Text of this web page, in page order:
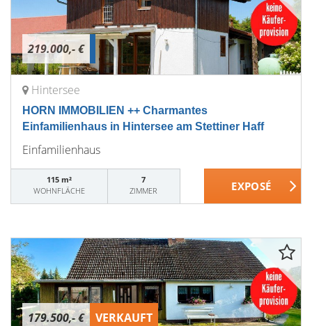
219.000,- €
Hintersee
HORN IMMOBILIEN ++ Charmantes
Einfamilienhaus in Hintersee am Stettiner Haff
Einfamilienhaus
115 m²
WOHNFLÄCHE
7
ZIMMER
179.500,- € VERKAUFT